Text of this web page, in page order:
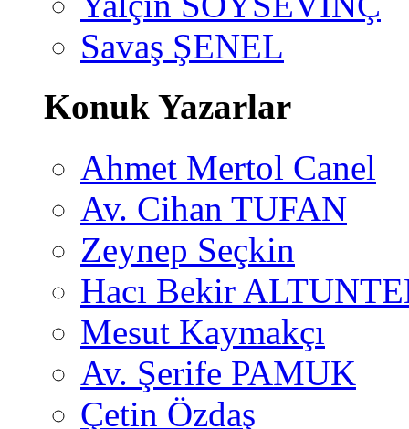
Savaş ŞENEL
Konuk Yazarlar
Ahmet Mertol Canel
Av. Cihan TUFAN
Zeynep Seçkin
Hacı Bekir
Mesut Kaymakçı
Av. Şerife PAMUK
Çetin Özdaş